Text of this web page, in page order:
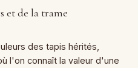
et de la trame
des tapis hérités,
l'on connaît la valeur d'une